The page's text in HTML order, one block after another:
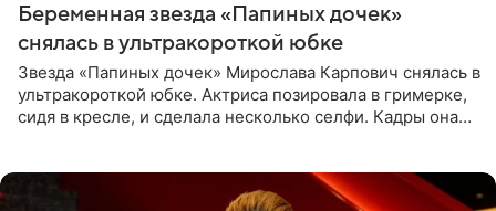
Беременная звезда «Папиных дочек»
снялась в ультракороткой юбке
Звезда «Папиных дочек» Мирослава Карпович снялась в
ультракороткой юбке. Актриса позировала в гримерке,
сидя в кресле, и сделала несколько селфи. Кадры она